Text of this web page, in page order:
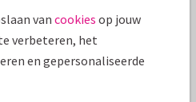
papiersoorten
van cookies op jouw
verbeteren, het
en gepersonaliseerde